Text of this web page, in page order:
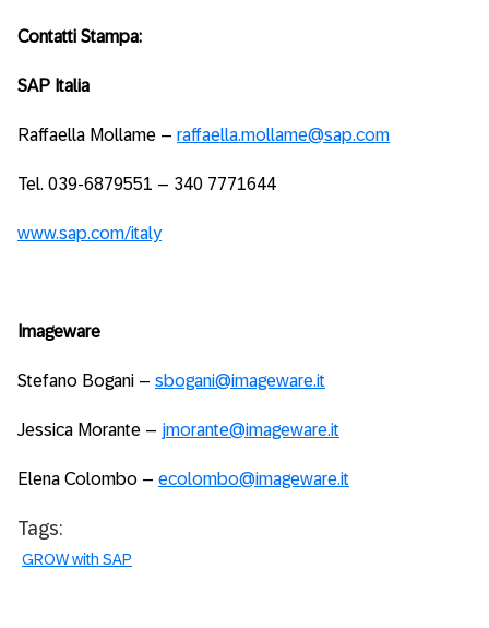
Contatti Stampa:
SAP Italia
Raffaella Mollame – raffaella.mollame@sap.com
Tel. 039-6879551 – 340 7771644
www.sap.com/italy
Imageware
Stefano Bogani – sbogani@imageware.it
Jessica Morante – jmorante@imageware.it
Elena Colombo – ecolombo@imageware.it
Tags:
GROW with SAP